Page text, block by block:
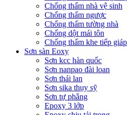
Chống thấm nhà vệ sinh
Chống thấm ngược
Chống thấm tường nhà
Chống dột mái tôn
Chống thấm khe tiếp
Sơn sàn Eoxy
Sơn kcc hàn quốc
Sơn nanpao đài loan
Sơn thái lan
Sơn sika thụy sỹ
Sơn tự phẳng
Epoxy 3 lớp